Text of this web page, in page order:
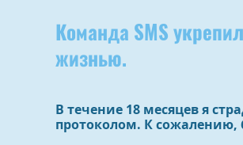
Команда SMS
жизнью.
В течение 18 месяцев я
протоколом. К сожалению,